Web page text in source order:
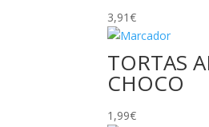
3,91€
TORTAS
CHOCO
1,99€